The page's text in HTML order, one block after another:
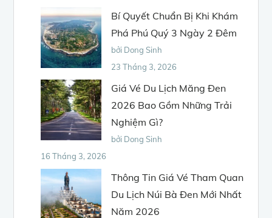
Bí Quyết Chuẩn Bị Khi Khám
Phá Phú Quý 3 Ngày 2 Đêm
bởi Dong Sinh
23 Tháng 3, 2026
Giá Vé Du Lịch Măng Đen
2026 Bao Gồm Những Trải
Nghiệm Gì?
bởi Dong Sinh
16 Tháng 3, 2026
Thông Tin Giá Vé Tham Quan
Du Lịch Núi Bà Đen Mới Nhất
Năm 2026